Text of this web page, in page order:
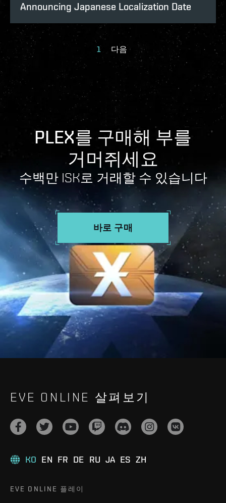
Announcing Japanese Localization Date
1 다음
PLEX를 구매해 부를
거머쥐세요
수백만 ISK로 거래할 수 있습니다
바로 구매
EVE ONLINE 살펴보기
KO EN FR DE RU JA ES ZH
EVE ONLINE 플레이